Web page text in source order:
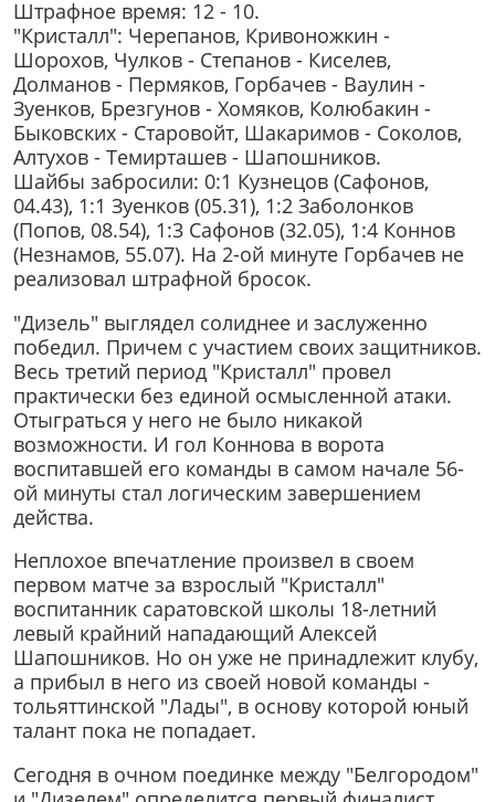
Штрафное время: 12 - 10.
"Кристалл": Черепанов, Кривоножкин -
Шорохов, Чулков - Степанов - Киселев,
Долманов - Пермяков, Горбачев - Ваулин -
Зуенков, Брезгунов - Хомяков, Колюбакин -
Быковских - Старовойт, Шакаримов - Соколов,
Алтухов - Темирташев - Шапошников.
Шайбы забросили: 0:1 Кузнецов (Сафонов,
04.43), 1:1 Зуенков (05.31), 1:2 Заболонков
(Попов, 08.54), 1:3 Сафонов (32.05), 1:4 Коннов
(Незнамов, 55.07). На 2-ой минуте Горбачев не
реализовал штрафной бросок.
"Дизель" выглядел солиднее и заслуженно
победил. Причем с участием своих защитников.
Весь третий период "Кристалл" провел
практически без единой осмысленной атаки.
Отыграться у него не было никакой
возможности. И гол Коннова в ворота
воспитавшей его команды в самом начале 56-
ой минуты стал логическим завершением
действа.
Неплохое впечатление произвел в своем
первом матче за взрослый "Кристалл"
воспитанник саратовской школы 18-летний
левый крайний нападающий Алексей
Шапошников. Но он уже не принадлежит клубу,
а прибыл в него из своей новой команды -
тольяттинской "Лады", в основу которой юный
талант пока не попадает.
Сегодня в очном поединке между "Белгородом"